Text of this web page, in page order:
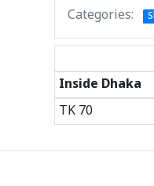
Categories:
Inside Dhaka
TK 70